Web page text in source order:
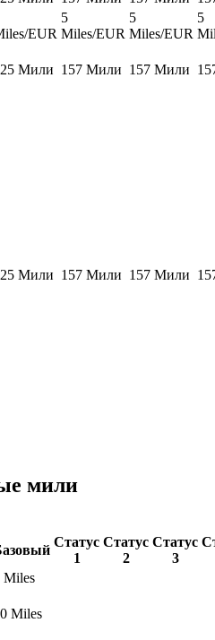
EUR
5
Miles/EUR
5
Miles/EUR
5
Мили 157 Мили 157 Мили
Мили 157 Мили 157 Мили
мили
Статус
1
Статус
2
Статус
3
Miles
Miles